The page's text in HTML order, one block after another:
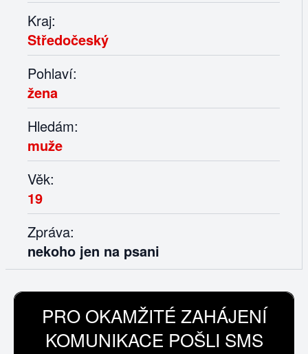
Kraj:
Středočeský
Pohlaví:
žena
Hledám:
muže
Věk:
19
Zpráva:
nekoho jen na psani
PRO OKAMŽITÉ ZAHÁJENÍ
KOMUNIKACE POŠLI SMS